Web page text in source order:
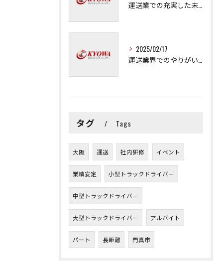
2025/02/17
タグ Tags
大阪 運送 社内研修 イベント
業績安定 小型トラックドライバー
中型トラックドライバー
大型トラックドライバー アルバイト
パート 長距離 門真市